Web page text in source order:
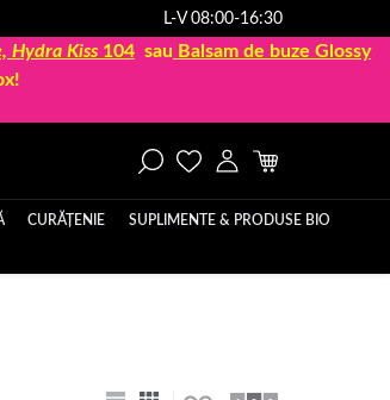
L-V 08:00-16:30
Hydra Kiss 104 sau Balsam de buze Glossy
CURĂȚENIE SUPLIMENTE & PRODUSE BIO